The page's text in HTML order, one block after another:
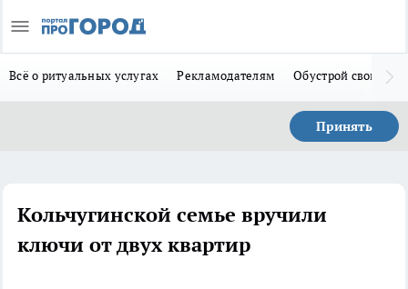
Всё о ритуальных услугах Рекламодателям Обустрой свой дом
Принять
Кольчугинской семье вручили
ключи от двух квартир